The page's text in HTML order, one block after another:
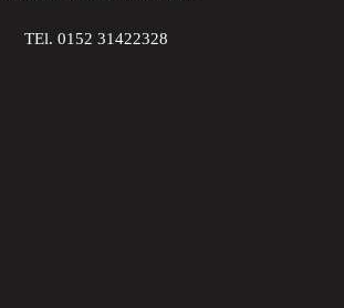
TEl. 0152 31422328